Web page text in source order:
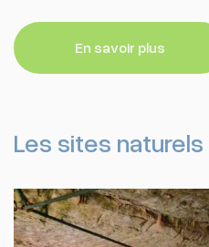
En savoir plus
Les sites naturels